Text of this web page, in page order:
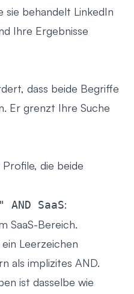
sie behandelt LinkedIn
Ihre Ergebnisse
dass beide Begriffe
Er grenzt Ihre Suche
Profile, die beide
SaaS:
SaaS-Bereich.
Leerzeichen
als implizites AND.
ist dasselbe wie